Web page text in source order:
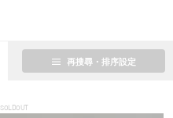
再搜尋・排序設定
SOLDOUT